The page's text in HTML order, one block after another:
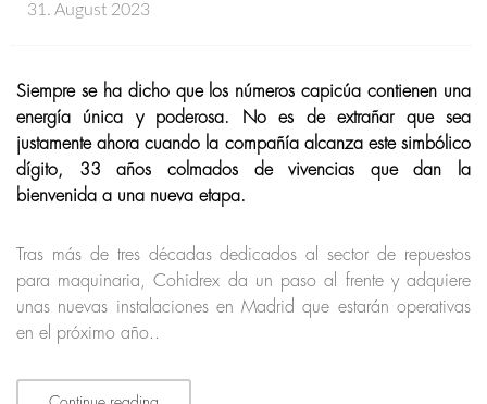
31. August 2023
Siempre se ha dicho que los números capicúa contienen una
energía única y poderosa. No es de extrañar que sea
justamente ahora cuando la compañía alcanza este simbólico
dígito, 33 años colmados de vivencias que dan la
bienvenida a una nueva etapa.
Tras más de tres décadas dedicados al sector de repuestos
para maquinaria, Cohidrex da un paso al frente y adquiere
unas nuevas instalaciones en Madrid que estarán operativas
en el próximo año..